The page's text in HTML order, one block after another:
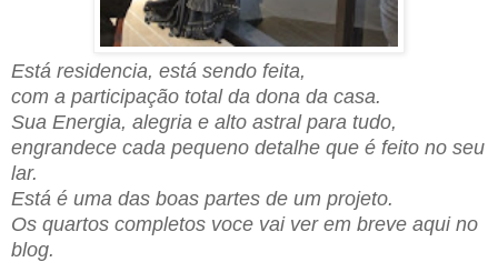
Está residencia, está sendo feita,
com a participação total da dona da casa.
Sua Energia, alegria e alto astral para tudo,
engrandece cada pequeno detalhe que é feito no seu
lar.
Está é uma das boas partes de um projeto.
Os quartos completos voce vai ver em breve aqui no
blog.